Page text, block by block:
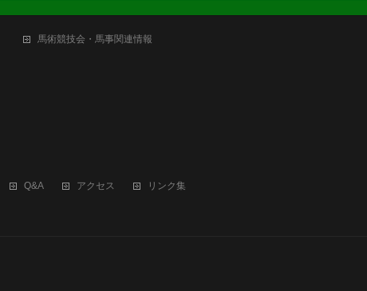
馬術競技会・馬事関連情報
Q&A アクセス
リンク集